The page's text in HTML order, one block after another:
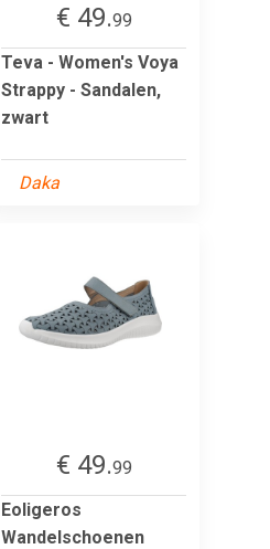
€ 49.99
Teva - Women's Voya
Strappy - Sandalen,
zwart
Daka
€ 49.99
Eoligeros
Wandelschoenen